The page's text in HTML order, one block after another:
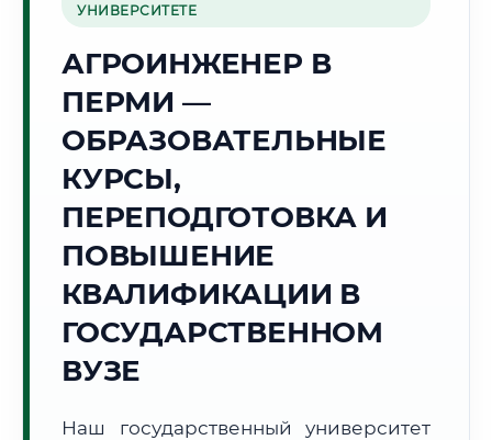
🔷
13:10:49
Воскресенье, 9 Августа
2026 г.
Погода в г. Пермь:☁️ +24°C
🌅 Восход:05:25 🌇 Закат:
📍 Региональная справка
УНИВЕРСИТЕТЕ
АГРОИНЖЕНЕР В
ПЕРМИ —
ОБРАЗОВАТЕЛЬНЫЕ
КУРСЫ,
ПЕРЕПОДГОТОВКА И
ПОВЫШЕНИЕ
КВАЛИФИКАЦИИ В
ГОСУДАРСТВЕННОМ
ВУЗЕ
Наш государственный университет